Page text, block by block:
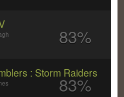
83%
: Storm Raiders
83%